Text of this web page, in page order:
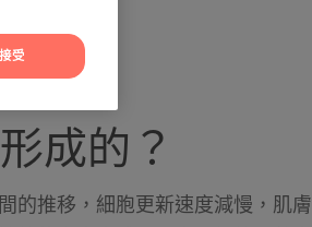
成的？
的推移，細胞更新速度減慢，肌膚
受